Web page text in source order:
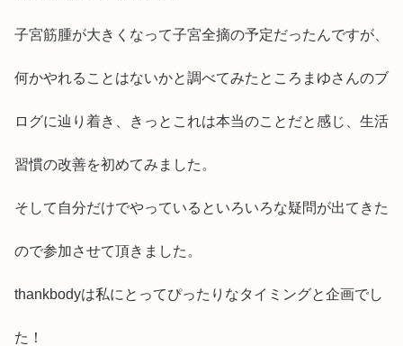
子宮筋腫が大きくなって子宮全摘の予定だったんですが、
何かやれることはないかと調べてみたところまゆさんのブ
ログに辿り着き、きっとこれは本当のことだと感じ、生活
習慣の改善を初めてみました。
そして自分だけでやっているといろいろな疑問が出てきた
ので参加させて頂きました。
thankbodyは私にとってぴったりなタイミングと企画でし
た！